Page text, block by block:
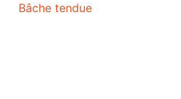
Bâche tendue